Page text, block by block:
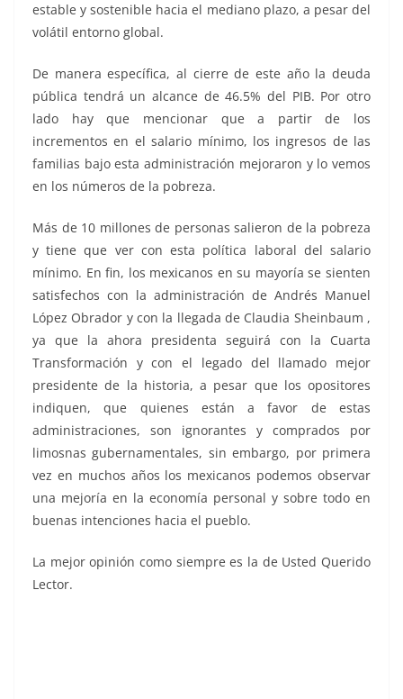
estable y sostenible hacia el mediano plazo, a pesar del
volátil entorno global.
De manera específica, al cierre de este año la deuda
pública tendrá un alcance de 46.5% del PIB. Por otro
lado hay que mencionar que a partir de los
incrementos en el salario mínimo, los ingresos de las
familias bajo esta administración mejoraron y lo vemos
en los números de la pobreza.
Más de 10 millones de personas salieron de la pobreza
y tiene que ver con esta política laboral del salario
mínimo. En fin, los mexicanos en su mayoría se sienten
satisfechos con la administración de Andrés Manuel
López Obrador y con la llegada de Claudia Sheinbaum ,
ya que la ahora presidenta seguirá con la Cuarta
Transformación y con el legado del llamado mejor
presidente de la historia, a pesar que los opositores
indiquen, que quienes están a favor de estas
administraciones, son ignorantes y comprados por
limosnas gubernamentales, sin embargo, por primera
vez en muchos años los mexicanos podemos observar
una mejoría en la economía personal y sobre todo en
buenas intenciones hacia el pueblo.
La mejor opinión como siempre es la de Usted Querido
Lector.